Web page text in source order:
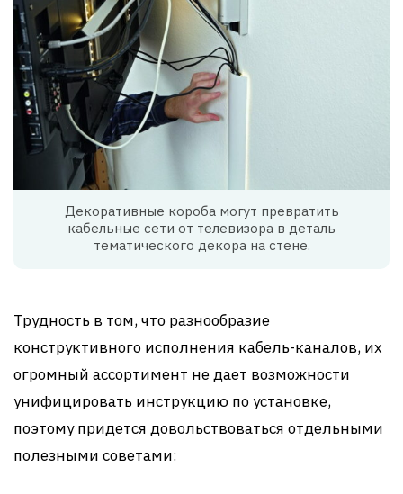
Декоративные короба могут превратить
кабельные сети от телевизора в деталь
тематического декора на стене.
Трудность в том, что разнообразие
конструктивного исполнения кабель-каналов, их
огромный ассортимент не дает возможности
унифицировать инструкцию по установке,
поэтому придется довольствоваться отдельными
полезными советами: